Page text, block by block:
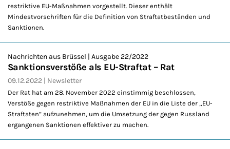
restriktive EU-Maßnahmen vorgestellt. Dieser enthält
Mindestvorschriften für die Definition von Straftatbeständen und
Sanktionen.
Nachrichten aus Brüssel | Ausgabe 22/2022
Sanktionsverstöße als EU-Straftat – Rat
09.12.2022 Newsletter
Der Rat hat am 28. November 2022 einstimmig beschlossen,
Verstöße gegen restriktive Maßnahmen der EU in die Liste der „EU-
Straftaten“ aufzunehmen, um die Umsetzung der gegen Russland
ergangenen Sanktionen effektiver zu machen.